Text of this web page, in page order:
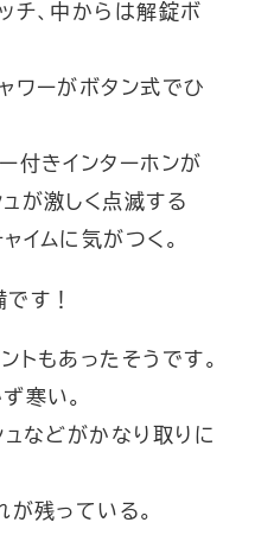
チ、中からは解錠ボ
ワーがボタン式でひ
付きインターホンが
が激しく点滅する
イムに気がつく。
す！
トもあったそうです。
寒い。
ュなどがかなり取りに
が残っている。